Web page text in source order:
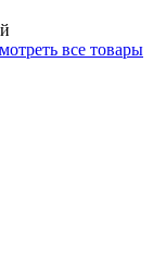
все товары